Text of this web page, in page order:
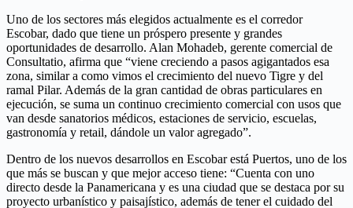
Uno de los sectores más elegidos actualmente es el corredor
Escobar, dado que tiene un próspero presente y grandes
oportunidades de desarrollo. Alan Mohadeb, gerente comercial de
Consultatio, afirma que “viene creciendo a pasos agigantados esa
zona, similar a como vimos el crecimiento del nuevo Tigre y del
ramal Pilar. Además de la gran cantidad de obras particulares en
ejecución, se suma un continuo crecimiento comercial con usos que
van desde sanatorios médicos, estaciones de servicio, escuelas,
gastronomía y retail, dándole un valor agregado”.
Dentro de los nuevos desarrollos en Escobar está Puertos, uno de los
que más se buscan y que mejor acceso tiene: “Cuenta con uno
directo desde la Panamericana y es una ciudad que se destaca por su
proyecto urbanístico y paisajístico, además de tener el cuidado del